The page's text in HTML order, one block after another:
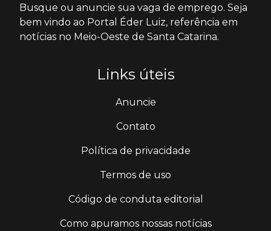
Busque ou anuncie sua vaga de emprego. Seja
bem vindo ao Portal Éder Luiz, referência em
notícias no Meio-Oeste de Santa Catarina.
Links úteis
Anuncie
Contato
Política de privacidade
Termos de uso
Código de conduta editorial
Como apuramos nossas notícias